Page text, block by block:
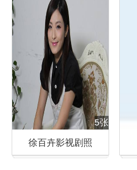
5张
徐百卉影视剧照